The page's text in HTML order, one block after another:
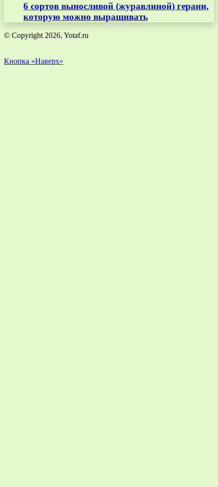
6 сортов выносливой (журавлиной) герани,
которую можно выращивать
© Copyright 2026, Yotaf.ru
Кнопка «Наверх»